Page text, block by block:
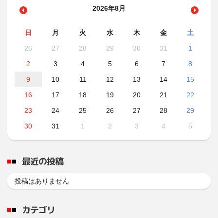
2026年8月
日 月 火 水 木 金
土
26
27 28 29 30 31
1
2
3 4 5 6 7
8
9
10 11 12 13 14
15
16
17 18 19 20 21
22
23
24 25 26 27 28
29
30
31 1 2 3 4 5
最近の投稿
投稿はありません
カテゴリ